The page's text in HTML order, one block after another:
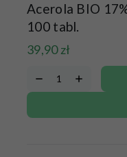
Acerola BIO
100 tabl.
39,90zł